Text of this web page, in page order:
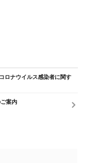
ロナウイルス感染者に関す
案内